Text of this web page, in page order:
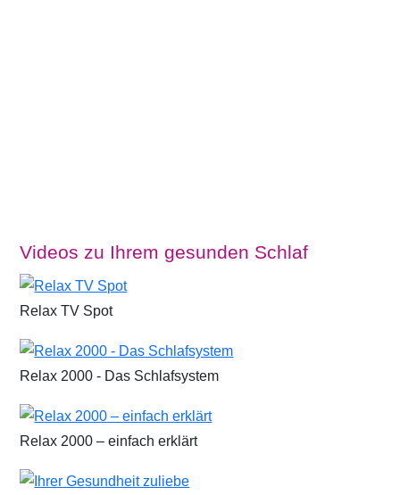
Videos zu Ihrem gesunden Schlaf
Relax TV Spot
Relax 2000 - Das Schlafsystem
Relax 2000 – einfach erklärt